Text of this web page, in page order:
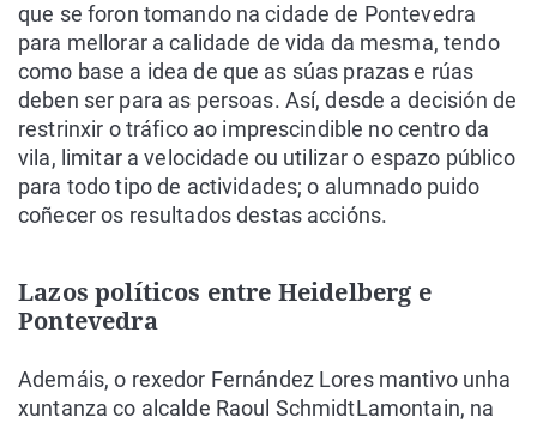
que se foron tomando na cidade de Pontevedra
para mellorar a calidade de vida da mesma, tendo
como base a idea de que as súas prazas e rúas
deben ser para as persoas. Así, desde a decisión de
restrinxir o tráfico ao imprescindible no centro da
vila, limitar a velocidade ou utilizar o espazo público
para todo tipo de actividades; o alumnado puido
coñecer os resultados destas accións.
Lazos políticos entre Heidelberg e
Pontevedra
Ademáis, o rexedor Fernández Lores mantivo unha
xuntanza co alcalde Raoul SchmidtLamontain, na